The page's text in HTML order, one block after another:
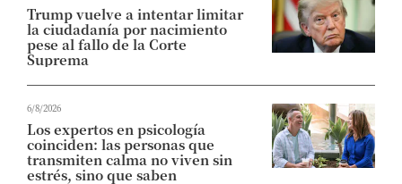
Trump vuelve a intentar limitar
la ciudadanía por nacimiento
pese al fallo de la Corte
Suprema
6/8/2026
Los expertos en psicología
coinciden: las personas que
transmiten calma no viven sin
estrés, sino que saben